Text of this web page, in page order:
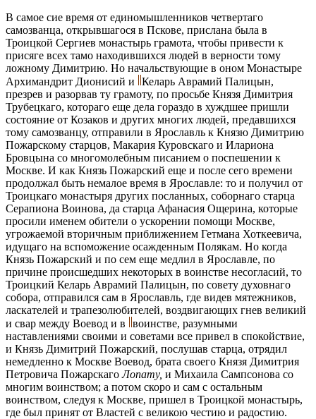
В самое сие время от единомышленников четвертаго
самозванца, открывшагося в Пскове, прислана была в
Троицкой Сергиев монастырь грамота, чтобы привести к
присяге всех тамо находившихся людей в верности тому
ложному Димитрию. Но начальствующие в оном Монастыре
Архимандрит Дионисий и
Келарь Аврамий Палицын,
презрев и разорвав ту грамоту, по просьбе Князя Димитрия
Трубецкаго, котораго еще дела гораздо в хуждшее пришли
состояние от Козаков и других многих людей, предавшихся
тому самозванцу, отправили в Ярославль к Князю Димитрию
Пожарскому старцов, Макария Куровскаго и Илариона
Бровцына со многомолебным писанием о поспешении к
Москве. И как Князь Пожарский еще и после сего времени
продолжал быть немалое время в Ярославле: то и получил от
Троицкаго монастыря других посланных, соборнаго старца
Серапиона Воинова, да старца Афанасия Ощерина, которые
просили именем обители о ускорении помощи Москве,
угрожаемой вторичным приближением Гетмана Хоткеевича,
идущаго на вспоможение осажденным Полякам. Но когда
Князь Пожарский и по сем еще медлил в Ярославле, по
причине происшедших некоторых в воинстве несогласий, то
Троицкий Келарь Аврамий Палицын, по совету духовнаго
собора, отправился сам в Ярославль, где видев мятежников,
ласкателей и трапезолюбителей, воздвигающих гнев великий
и свар между Воевод и в
воинстве, разумными
наставлениями своими и советами все привел в спокойствие,
и Князь Димитрий Пожарский, послушав старца, отрядил
немедленно к Москве Воевод, брата своего Князя Димитрия
Петровича ПожарскагоЛопату, и Михаила Сампсонова со
многим воинством; а потом скоро и сам с остальным
воинством, следуя к Москве, пришел в Троицкой монастырь,
где был принят от Властей с великою честию и радостию.